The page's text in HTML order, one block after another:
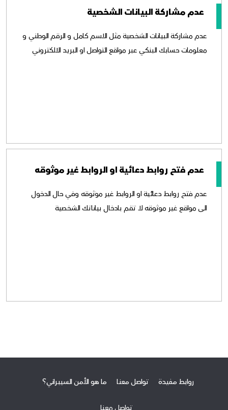
عدم مشاركة البيانات الشخصية
عدم مشاركة البيانات الشخصية مثل الاسم كامل و الرقم الوطني و
معلومات حسابك البنكي عبر مواقع التواصل او البريد الالكتروني
عدم فتح روابط دعائية او الروابط غير موثوقه
عدم فتح روابط دعائية او الروابط غير موثوقه وفي حال الدخول
الى مواقع غير موثوقه لا تقم بادخال بياناتك الشخصية
روابط مفيدة تواصل معنا ما هو الأمن السيبراني؟
تواصل معنا